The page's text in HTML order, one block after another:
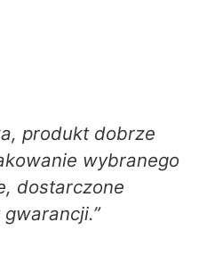
produkt dobrze
wybranego
dostarczone